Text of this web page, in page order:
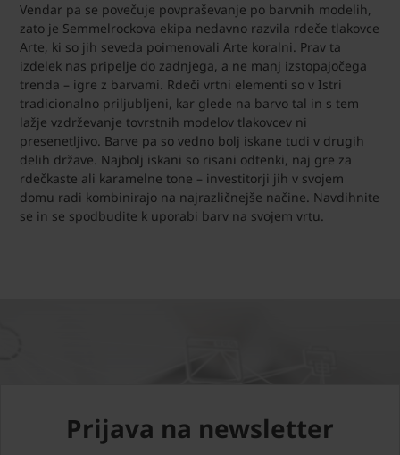
Vendar pa se povečuje povpraševanje po barvnih modelih,
zato je Semmelrockova ekipa nedavno razvila rdeče tlakovce
Arte, ki so jih seveda poimenovali Arte koralni. Prav ta
izdelek nas pripelje do zadnjega, a ne manj izstopajočega
trenda – igre z barvami. Rdeči vrtni elementi so v Istri
tradicionalno priljubljeni, kar glede na barvo tal in s tem
lažje vzdrževanje tovrstnih modelov tlakovcev ni
presenetljivo. Barve pa so vedno bolj iskane tudi v drugih
delih države. Najbolj iskani so risani odtenki, naj gre za
rdečkaste ali karamelne tone – investitorji jih v svojem
domu radi kombinirajo na najrazličnejše načine. Navdihnite
se in se spodbudite k uporabi barv na svojem vrtu.
Prijava na newsletter